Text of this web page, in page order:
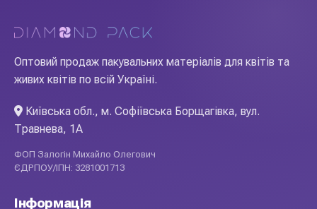
Оптовий продаж пакувальних матеріалів для квітів та
живих квітів по всій Україні.
Київська обл., м. Софіївська Борщагівка, вул.
Травнева, 1А
ФОП Залогін Михайло Олегович
ЄДРПОУ/ІПН: 3281001713
Інформація